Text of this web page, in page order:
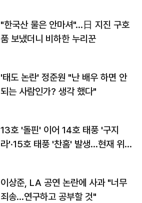
"한국산 물은 안마셔"…日 지진 구호
품 보냈더니 비하한 누리꾼
'태도 논란' 정준원 "난 배우 하면 안
되는 사람인가? 생각 했다"
13호 '돌핀' 이어 14호 태풍 '구지
라'·15호 태풍 '찬홈' 발생…현재 위
이상준, LA 공연 논란에 사과 "너무
죄송…연구하고 공부할 것"